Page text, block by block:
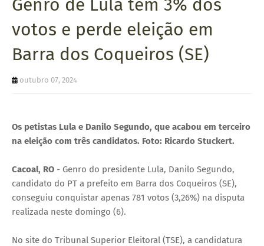
T
A
Q
U
Genro de Lula tem 3% dos
votos e perde eleição em
Barra dos Coqueiros (SE)
outubro 07, 2024
Os petistas Lula e Danilo Segundo, que acabou em terceiro
na eleição com três candidatos. Foto: Ricardo Stuckert.
Cacoal, RO - Genro do presidente Lula, Danilo Segundo,
candidato do PT a prefeito em Barra dos Coqueiros (SE),
conseguiu conquistar apenas 781 votos (3,26%) na disputa
realizada neste domingo (6).
No site do Tribunal Superior Eleitoral (TSE), a candidatura